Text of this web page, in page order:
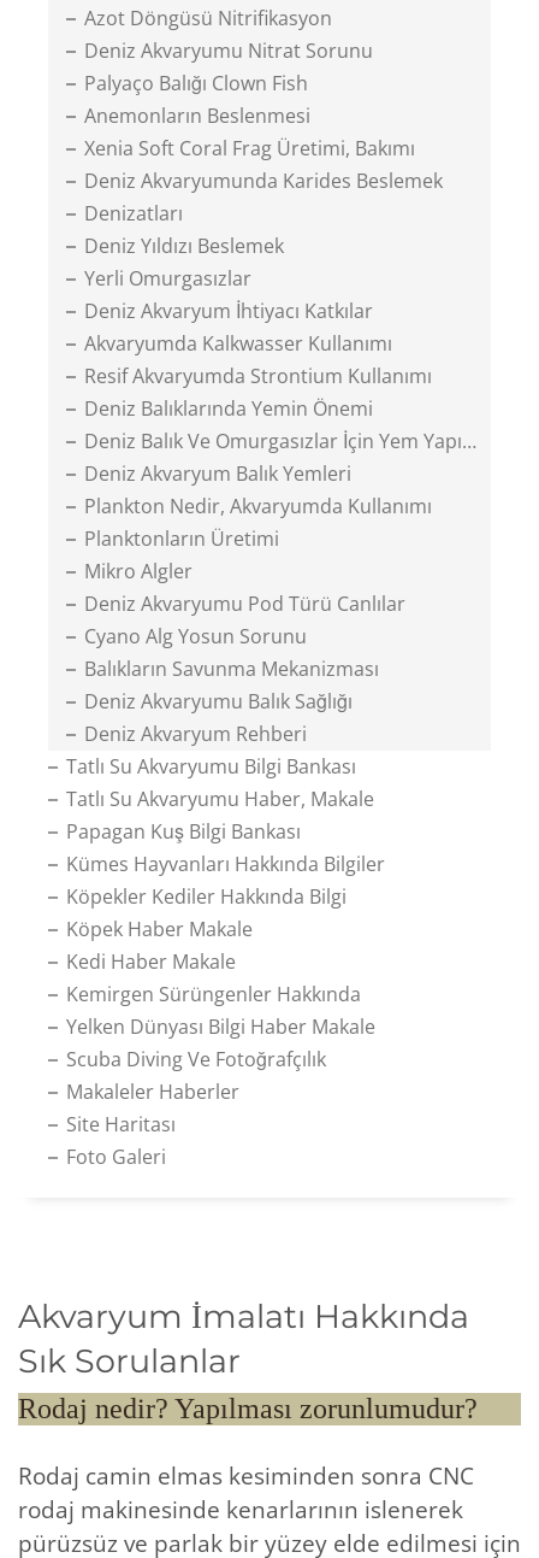
Azot Döngüsü Nitrifikasyon
Deniz Akvaryumu Nitrat Sorunu
Palyaço Balığı Clown Fish
Anemonların Beslenmesi
Xenia Soft Coral Frag Üretimi, Bakımı
Deniz Akvaryumunda Karides Beslemek
Denizatları
Deniz Yıldızı Beslemek
Yerli Omurgasızlar
Deniz Akvaryum İhtiyacı Katkılar
Akvaryumda Kalkwasser Kullanımı
Resif Akvaryumda Strontium Kullanımı
Deniz Balıklarında Yemin Önemi
Deniz Balık Ve Omurgasızlar İçin Yem Yapımı
Deniz Akvaryum Balık Yemleri
Plankton Nedir, Akvaryumda Kullanımı
Planktonların Üretimi
Mikro Algler
Deniz Akvaryumu Pod Türü Canlılar
Cyano Alg Yosun Sorunu
Balıkların Savunma Mekanizması
Deniz Akvaryumu Balık Sağlığı
Deniz Akvaryum Rehberi
Tatlı Su Akvaryumu Bilgi Bankası
Tatlı Su Akvaryumu Haber, Makale
Papagan Kuş Bilgi Bankası
Kümes Hayvanları Hakkında Bilgiler
Köpekler Kediler Hakkında Bilgi
Köpek Haber Makale
Kedi Haber Makale
Kemirgen Sürüngenler Hakkında
Yelken Dünyası Bilgi Haber Makale
Scuba Diving Ve Fotoğrafçılık
Makaleler Haberler
Site Haritası
Foto Galeri
Akvaryum İmalatı Hakkında
Sık Sorulanlar
Rodaj nedir? Yapılması zorunlumudur?
Rodaj camin elmas kesiminden sonra CNC
rodaj makinesinde kenarlarının islenerek
pürüzsüz ve parlak bir yüzey elde edilmesi için